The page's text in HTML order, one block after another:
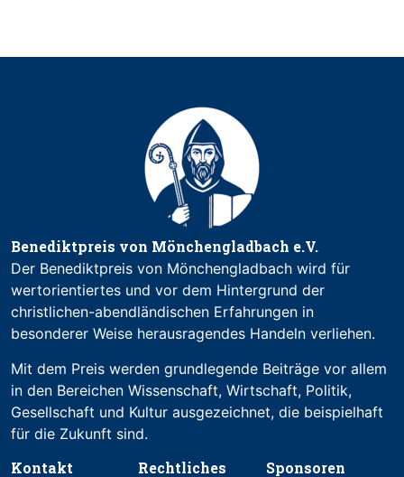
Benediktpreis von Mönchengladbach e.V.
Der Benediktpreis von Mönchengladbach wird für
wertorientiertes und vor dem Hintergrund der
christlichen-abendländischen Erfahrungen in
besonderer Weise herausragendes Handeln verliehen.
Mit dem Preis werden grundlegende Beiträge vor allem
in den Bereichen Wissenschaft, Wirtschaft, Politik,
Gesellschaft und Kultur ausgezeichnet, die beispielhaft
für die Zukunft sind.
Kontakt Rechtliches Sponsoren